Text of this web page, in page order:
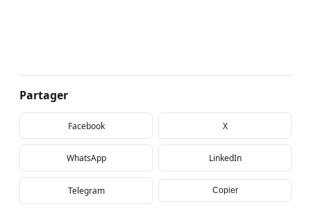
Partager
Facebook X
WhatsApp LinkedIn
Telegram Copier